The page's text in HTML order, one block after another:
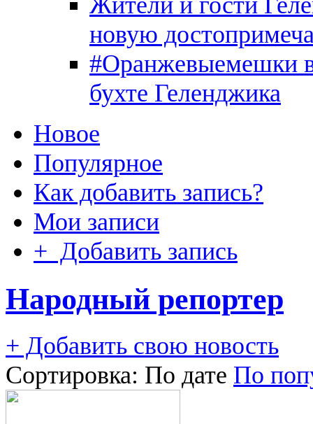
новую
#Оранжевыемешки
бухте Геленджика
Новое
Популярное
Как добавить запись?
Мои записи
+ Добавить запись
Народный репортер
+ Добавить свою новость
Сортировка: По дате По